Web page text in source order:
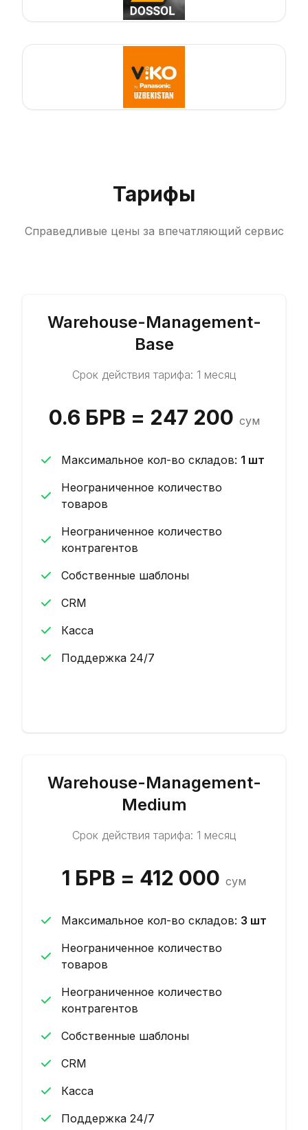
Тарифы
Справедливые цены за впечатляющий сервис
Warehouse-Management-
Base
Срок действия тарифа: 1 месяц
0.6 БРВ = 247 200 сум
Максимальное кол-во складов: 1 шт
Неограниченное количество
товаров
Неограниченное количество
контрагентов
Собственные шаблоны
CRM
Касса
Поддержка 24/7
Warehouse-Management-
Medium
Срок действия тарифа: 1 месяц
1 БРВ = 412 000 сум
Максимальное кол-во складов: 3 шт
Неограниченное количество
товаров
Неограниченное количество
контрагентов
Собственные шаблоны
CRM
Касса
Поддержка 24/7